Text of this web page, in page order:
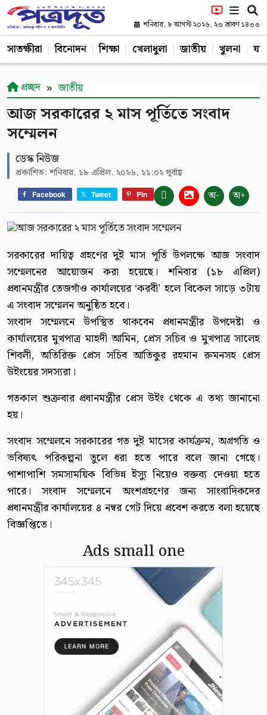
শনিবার, ৮ আগস্ট ২০২৬, ২৩ শ্রাবণ ১৪৩৩
সাতক্ষীরা বিনোদন শিক্ষা খেলাধুলা জাতীয় খুলনা
প্রচ্ছদ জাতীয়
আজ সরকারের ২ মাস পূর্তিতে সংবাদ
সম্মেলন
ডেস্ক নিউজ
প্রকাশিত: শনিবার, ১৮ এপ্রিল, ২০২৬, ১১:০২ পূর্বাহ্ণ
Facebook Tweet Pin অ- অ+
সরকারের দায়িত্ব গ্রহণের দুই মাস পূর্তি উপলক্ষে আজ সংবাদ
সম্মেলনের আয়োজন করা হয়েছে। শনিবার (১৮ এপ্রিল)
প্রধানমন্ত্রীর তেজগাঁও কার্যালয়ের ‘করবী’ হলে বিকেল সাড়ে ৩টায়
এ সংবাদ সম্মেলন অনুষ্ঠিত হবে।
সংবাদ সম্মেলনে উপস্থিত থাকবেন প্রধানমন্ত্রীর উপদেষ্টা ও
কার্যালয়ের মুখপাত্র মাহদী আমিন, প্রেস সচিব ও মুখপাত্র সালেহ
শিবলী, অতিরিক্ত প্রেস সচিব আতিকুর রহমান রুমনসহ প্রেস
উইংয়ের সদস্যরা।
গতকাল শুক্রবার প্রধানমন্ত্রীর প্রেস উইং থেকে এ তথ্য জানানো
হয়।
সংবাদ সম্মেলনে সরকারের গত দুই মাসের কার্যক্রম, অগ্রগতি ও
ভবিষ্যৎ পরিকল্পনা তুলে ধরা হতে পারে বলে জানা গেছে।
পাশাপাশি সমসাময়িক বিভিন্ন ইস্যু নিয়েও বক্তব্য দেওয়া হতে
পারে। সংবাদ সম্মেলনে অংশগ্রহণের জন্য সাংবাদিকদের
প্রধানমন্ত্রীর কার্যালয়ের ৪ নম্বর গেট দিয়ে প্রবেশ করতে বলা হয়েছে
বিজ্ঞপ্তিতে।
Ads small one